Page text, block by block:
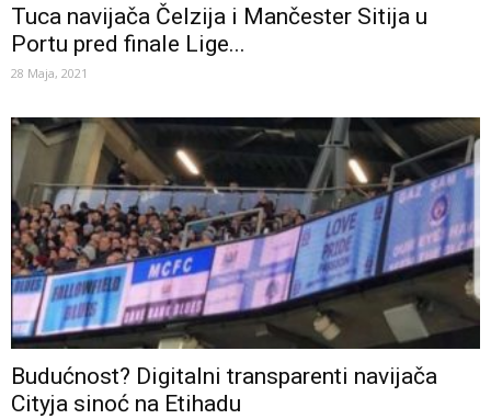
Tuca navijača Čelzija i Mančester Sitija u
Portu pred finale Lige...
28 Maja, 2021
Budućnost? Digitalni transparenti navijača
Cityja sinoć na Etihadu